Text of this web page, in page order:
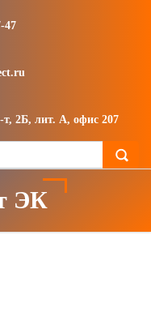
47
т, 2Б, лит. А, офис 207
ЭК